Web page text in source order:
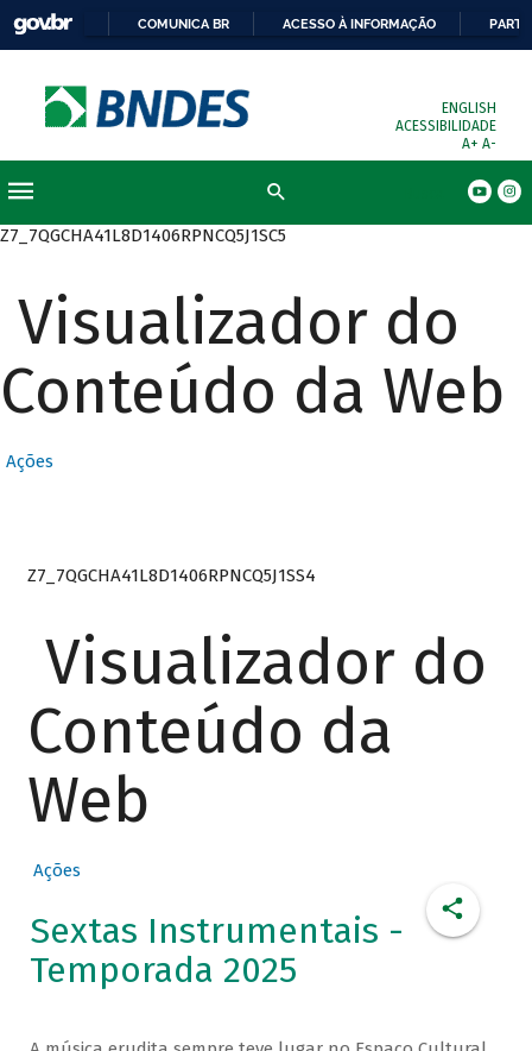
COMUNICA BR ACESSO À INFORMAÇÃO
ENGLISH
ACESSIBILIDADE
A+ A-
Z7_7QGCHA41L8D1406RPNCQ5J1SC5
Visualizador do
Conteúdo da Web
Ações
Z7_7QGCHA41L8D1406RPNCQ5J1SS4
Visualizador do
Conteúdo da
Web
Ações
Sextas Instrumentais -
Temporada 2025